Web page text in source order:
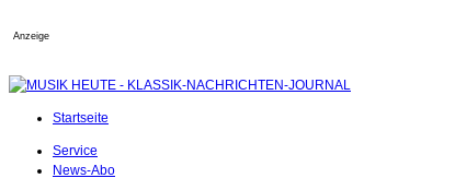
Anzeige
Startseite
Service
News-Abo